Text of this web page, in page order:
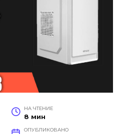
НА ЧТЕНИЕ
8 мин
ОПУБЛИКОВАНО